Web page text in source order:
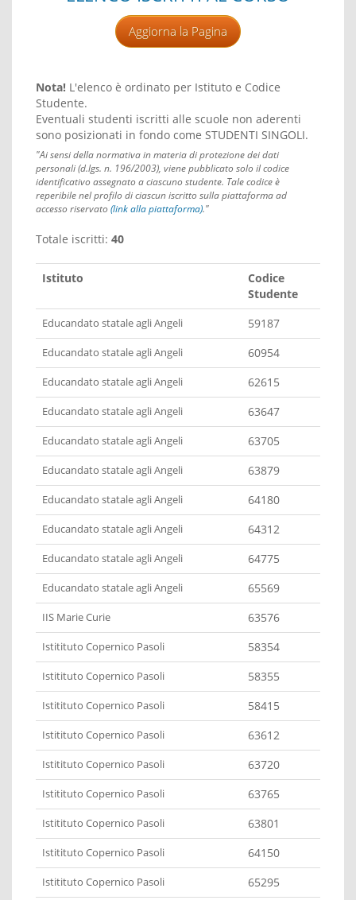
Aggiorna la Pagina
Nota! L'elenco è ordinato per Istituto e Codice
Studente.
Eventuali studenti iscritti alle scuole non aderenti
sono posizionati in fondo come STUDENTI SINGOLI.
"Ai sensi della normativa in materia di protezione dei dati
personali (d.lgs. n. 196/2003), viene pubblicato solo il codice
identificativo assegnato a ciascuno studente. Tale codice è
reperibile nel profilo di ciascun iscritto sulla piattaforma ad
accesso riservato (link alla piattaforma)."
Totale iscritti: 40
Istituto
Codice
Studente
Educandato statale agli Angeli 59187
Educandato statale agli Angeli 60954
Educandato statale agli Angeli 62615
Educandato statale agli Angeli 63647
Educandato statale agli Angeli 63705
Educandato statale agli Angeli 63879
Educandato statale agli Angeli 64180
Educandato statale agli Angeli 64312
Educandato statale agli Angeli 64775
Educandato statale agli Angeli 65569
IIS Marie Curie 63576
Istitituto Copernico Pasoli 58354
Istitituto Copernico Pasoli 58355
Istitituto Copernico Pasoli 58415
Istitituto Copernico Pasoli 63612
Istitituto Copernico Pasoli 63720
Istitituto Copernico Pasoli 63765
Istitituto Copernico Pasoli 63801
Istitituto Copernico Pasoli 64150
Istitituto Copernico Pasoli 65295